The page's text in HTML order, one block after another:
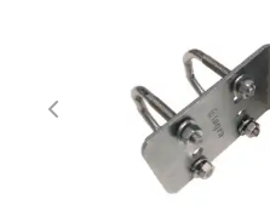
Previous